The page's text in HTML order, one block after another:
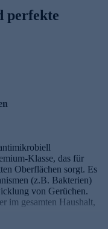
und trocknet
Ausrüstung
für Fliesen,
perfekte
Klasse, das für
Oberflächen sorgt. Es
(z.B. Bakterien)
von Gerüchen.
im gesamten Haushalt,